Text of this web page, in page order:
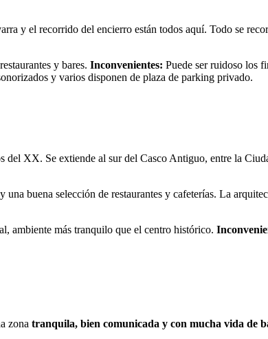
y el recorrido del encierro están todos aquí. Todo se
y bares. Inconvenientes: Puede ser ruidoso los
y varios disponen de plaza de parking privado.
XX. Se extiende al sur del Casco Antiguo, entre la
buena selección de restaurantes y cafeterías. La
ambiente más tranquilo que el centro histórico.
zona tranquila, bien comunicada y con mucha vida de